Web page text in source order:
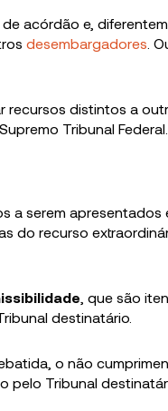
acórdão e,
desembargadores .
recursos distintos a
Tribunal Federal.
a serem apresentados
do recurso
, que são
destinatário.
o não
pelo Tribunal